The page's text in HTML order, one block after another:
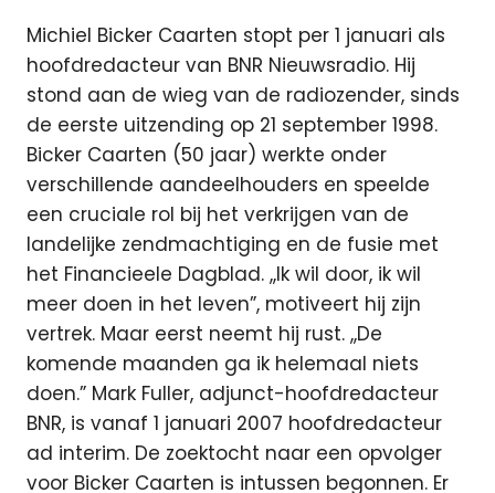
Michiel Bicker Caarten stopt per 1 januari als
hoofdredacteur van BNR Nieuwsradio. Hij
stond aan de wieg van de radiozender, sinds
de eerste uitzending op 21 september 1998.
Bicker Caarten (50 jaar) werkte onder
verschillende aandeelhouders en speelde
een cruciale rol bij het verkrijgen van de
landelijke zendmachtiging en de fusie met
het Financieele Dagblad. ,,Ik wil door, ik wil
meer doen in het leven”, motiveert hij zijn
vertrek. Maar eerst neemt hij rust. ,,De
komende maanden ga ik helemaal niets
doen.” Mark Fuller, adjunct-hoofdredacteur
BNR, is vanaf 1 januari 2007 hoofdredacteur
ad interim. De zoektocht naar een opvolger
voor Bicker Caarten is intussen begonnen. Er